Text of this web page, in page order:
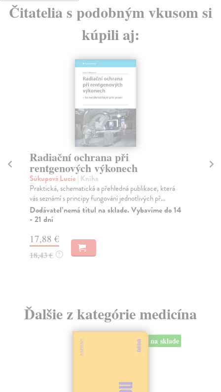
Čitatelia s podobným vkusom si
kúpili aj:
Radiační ochrana při
rentgenových výkonech
Súkupová Lucie | Kniha
Praktická, schematická a přehledná publikace, která
vás seznámí s principy fungování jednotlivých př...
Dodávateľ nemá titul na sklade. Vybavíme do 14
- 21 dní
17,88 €
18,43 € ?
Ďalšie z kategórie medicína
na sklade